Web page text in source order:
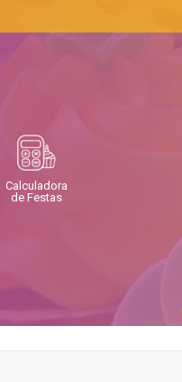
Calculadora
de Festas